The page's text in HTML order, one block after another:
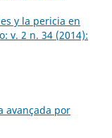
y la pericia en
v. 2 n. 34 (2014):
avançada por